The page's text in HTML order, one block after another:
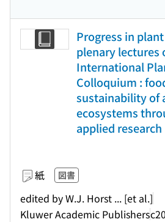
Progress in
plenary lectures
International
Colloquium :
sustainability of
ecosystems
applied research
紙 図書
edited by W.J. Horst ... [et al.]
Kluwer Academic Publishers